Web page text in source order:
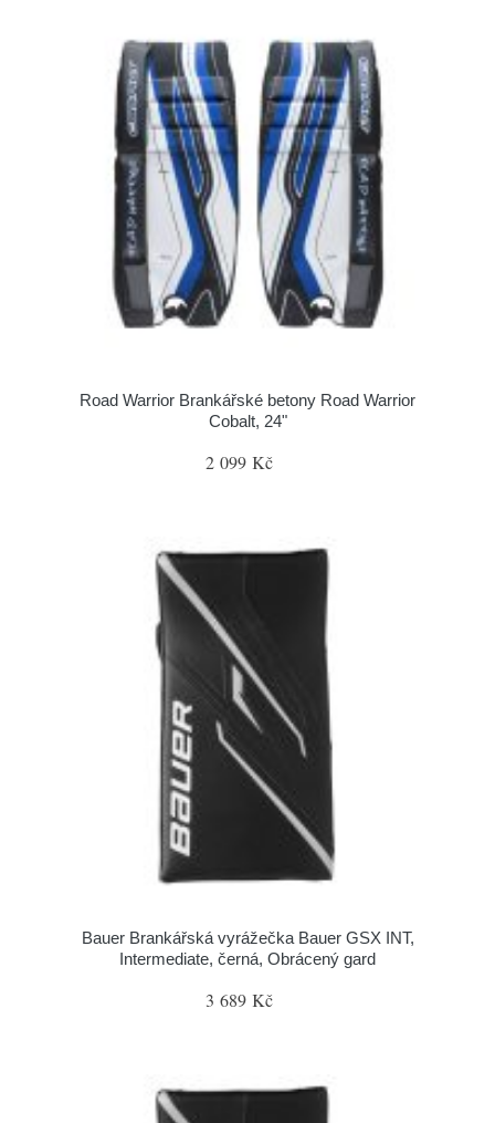
Road Warrior Brankářské betony Road Warrior
Cobalt, 24"
2 099 Kč
Bauer Brankářská vyrážečka Bauer GSX INT,
Intermediate, černá, Obrácený gard
3 689 Kč